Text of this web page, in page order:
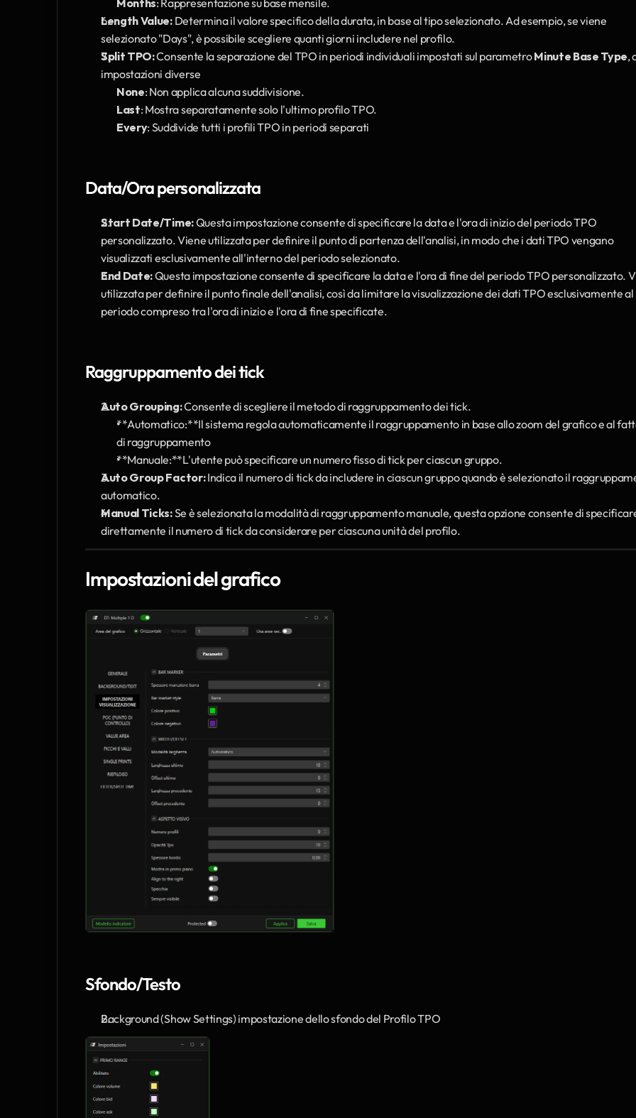
Months: Rappresentazione su base mensile.
Length Value: Determina il valore specifico della durata, in base al tipo selezionato. Ad esempio, se viene
selezionato "Days", è possibile scegliere quanti giorni includere nel profilo.
Split TPO: Consente la separazione del TPO in periodi individuali impostati sul parametro Minute Base Type,
impostazioni diverse
None: Non applica alcuna suddivisione.
Last: Mostra separatamente solo l'ultimo profilo TPO.
Every: Suddivide tutti i profili TPO in periodi separati
Data/Ora personalizzata
Start Date/Time: Questa impostazione consente di specificare la data e l'ora di inizio del periodo TPO
personalizzato. Viene utilizzata per definire il punto di partenza dell'analisi, in modo che i dati TPO vengano
visualizzati esclusivamente all'interno del periodo selezionato.
End Date: Questa impostazione consente di specificare la data e l'ora di fine del periodo TPO personalizzato.
utilizzata per definire il punto finale dell'analisi, così da limitare la visualizzazione dei dati TPO esclusivamente al
periodo compreso tra l'ora di inizio e l'ora di fine specificate.
Raggruppamento dei tick
Auto Grouping: Consente di scegliere il metodo di raggruppamento dei tick.
**Automatico:**Il sistema regola automaticamente il raggruppamento in base allo zoom del grafico e al
di raggruppamento
**Manuale:**L'utente può specificare un numero fisso di tick per ciascun gruppo.
Auto Group Factor: Indica il numero di tick da includere in ciascun gruppo quando è selezionato il
automatico.
Manual Ticks: Se è selezionata la modalità di raggruppamento manuale, questa opzione consente di
direttamente il numero di tick da considerare per ciascuna unità del profilo.
Impostazioni del grafico
Sfondo/Testo
Background (Show Settings) impostazione dello sfondo del Profilo TPO